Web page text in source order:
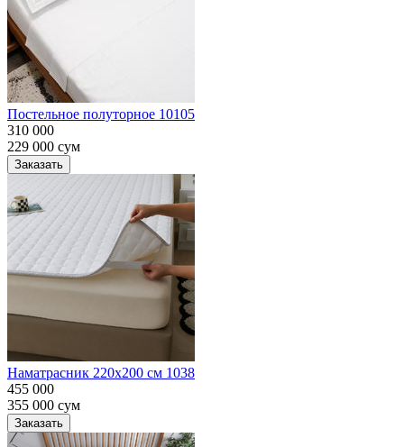
Постельное полуторное 10105
310 000
229 000 сум
Заказать
Наматрасник 220х200 см 1038
455 000
355 000 сум
Заказать